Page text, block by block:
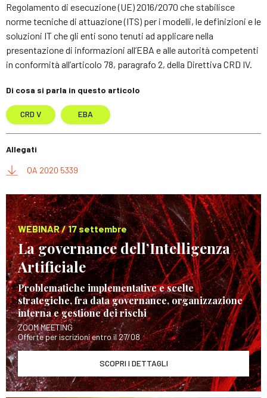
Regolamento di esecuzione (UE) 2016/2070 che stabilisce
norme tecniche di attuazione (ITS) per i modelli, le definizioni e le
soluzioni IT che gli enti sono tenuti ad applicare nella
presentazione di informazioni all’EBA e alle autorità competenti
in conformità all’articolo 78, paragrafo 2, della Direttiva CRD IV.
Di cosa si parla in questo articolo
CRD V EBA
Allegati
QA 2020 5339
WEBINAR / 17 settembre
La governance dell’Intelligenza
Artificiale
Problematiche implementative e scelte
strategiche, fra data governance, organizzazione
interna e gestione dei rischi
ZOOM MEETING
Offerte per iscrizioni entro il 27/08
SCOPRI I DETTAGLI